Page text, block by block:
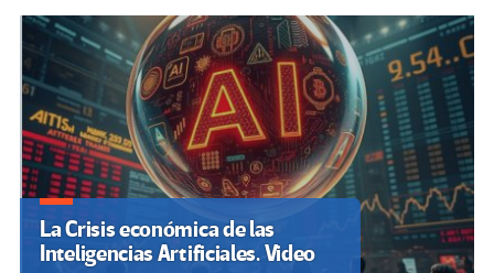
La Crisis económica de las
Inteligencias Artificiales. Video